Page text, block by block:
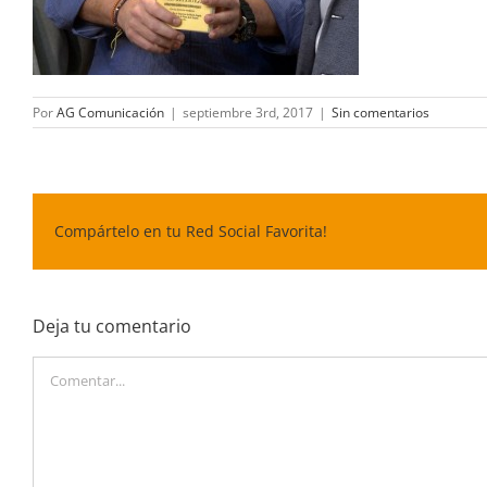
PorAG Comunicación | septiembre 3rd, 2017 | Sin comentarios
Compártelo en tu Red Social Favorita!
Deja tu comentario